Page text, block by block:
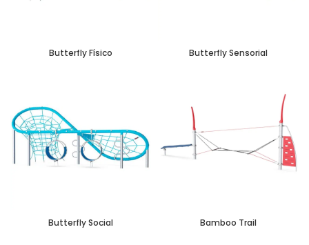
Butterfly Físico Butterfly Sensorial
Butterfly Social Bamboo Trail